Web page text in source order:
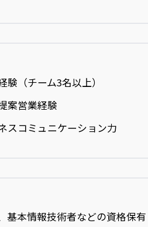
験（チーム3名以上）
案営業経験
スコミュニケーション力
基本情報技術者などの資格保有